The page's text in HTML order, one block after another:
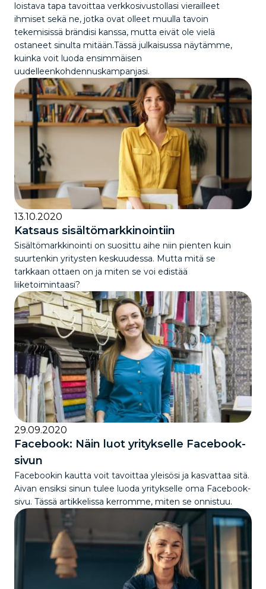
loistava tapa tavoittaa verkkosivustollasi vierailleet
ihmiset sekä ne, jotka ovat olleet muulla tavoin
tekemisissä brändisi kanssa, mutta eivät ole vielä
ostaneet sinulta mitään.Tässä julkaisussa näytämme,
kuinka voit luoda ensimmäisen
uudelleenkohdennuskampanjasi.
13.10.2020
Katsaus sisältömarkkinointiin
Sisältömarkkinointi on suosittu aihe niin pienten kuin
suurtenkin yritysten keskuudessa. Mutta mitä se
tarkkaan ottaen on ja miten se voi edistää
liiketoimintaasi?
29.09.2020
Facebook: Näin luot yritykselle Facebook-
sivun
Facebookin kautta voit tavoittaa yleisösi ja kasvattaa sitä.
Aivan ensiksi sinun tulee luoda yritykselle oma Facebook-
sivu. Tässä artikkelissa kerromme, miten se onnistuu.